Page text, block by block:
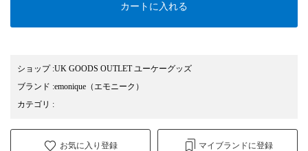
カートに入れる
ショップ:UK GOODS OUTLET ユーケーグッズ
ブランド :emonique （エモニーク）
カテゴリ :
お気に入り登録 マイブランドに登録